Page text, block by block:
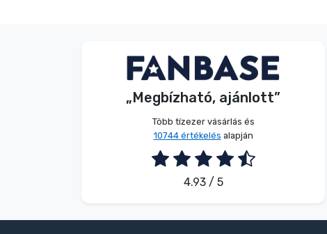
„Megbízható, ajánlott”
Több tízezer vásárlás és
10744 értékelés alapján
4.93 / 5
Név nélkül Vásárló
2026. 08. 07.